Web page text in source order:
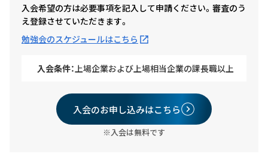
入会希望の方は必要事項を記入して申請ください。審査のう
え登録させていただきます。
勉強会のスケジュールはこちら
入会条件：上場企業および上場相当企業の課長職以上
入会のお申し込みはこちら
※入会は無料です